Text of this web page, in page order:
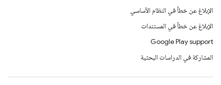
الإبلاغ عن خطأ في النظام الأساسي
الإبلاغ عن خطأ في المستندات
Google Play support
المشاركة في الدراسات البحثية